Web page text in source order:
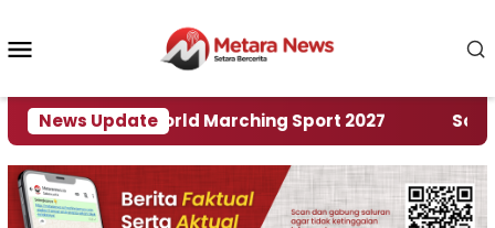
konten
News Update
Rumah World Marching Sport 2027 ‎Soal